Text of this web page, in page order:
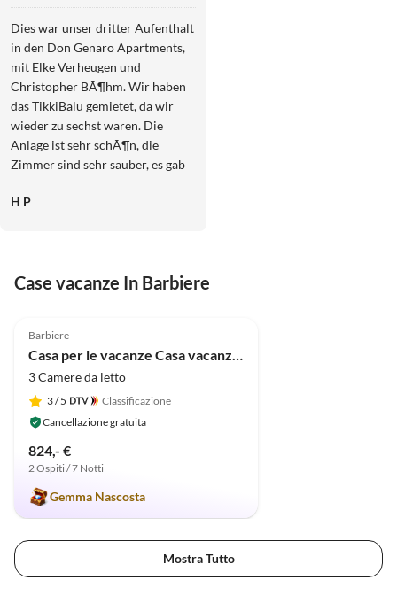
Dies war unser dritter Aufenthalt
in den Don Genaro Apartments,
mit Elke Verheugen und
Christopher BÃ¶hm. Wir haben
das TikkiBalu gemietet, da wir
wieder zu sechst waren. Die
Anlage ist sehr schÃ¶n, die
Zimmer sind sehr sauber, es gab
Hilfe oder Tipps benÃ¶tigt
wÃ¼rden gerne wiederkommen.
H P
Case vacanze In Barbiere
Barbiere
3 Camere da letto
3/ 5
Classificazione
Cancellazione gratuita
824,- €
2 Ospiti / 7 Notti
Gemma Nascosta
Mostra Tutto